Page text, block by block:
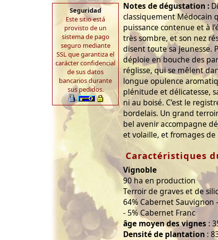
Seguridad
Este sitio está
provisto de un
sistema de pago
seguro mediante
SSL que garantiza el
carácter confidencial
de sus datos
bancarios durante
sus pedidos.
Notes de dégustation :
classiquement Médocain
puissance contenue et à
très sombre, et son nez
disent toute sa jeunesse.
déploie en bouche des
réglisse, qui se mêlent
longue opulence
plénitude et délicatesse,
ni au boisé. C’est le
bordelais. Un grand
bel avenir accompagne
et volaille, et fromages
Caractéristiques
Vignoble
90 ha en production
Terroir de graves et de
64% Cabernet Sauvignon
- 5% Cabernet Franc
âge moyen des vignes :
Densité de plantation :